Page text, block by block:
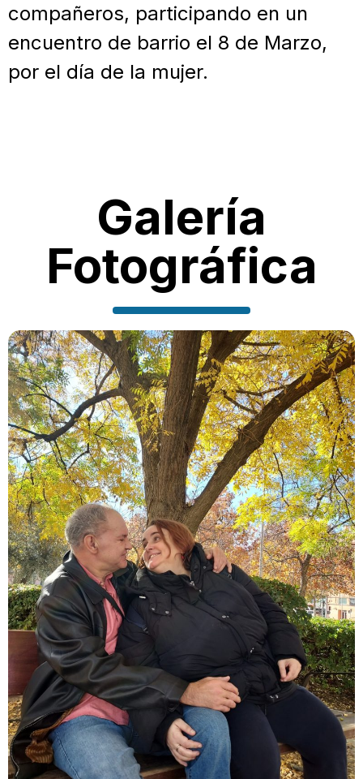
compañeros, participando en un
encuentro de barrio el 8 de Marzo,
por el día de la mujer.
Galería
Fotográfica